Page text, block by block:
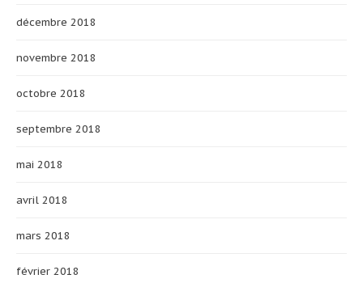
décembre 2018
novembre 2018
octobre 2018
septembre 2018
mai 2018
avril 2018
mars 2018
février 2018